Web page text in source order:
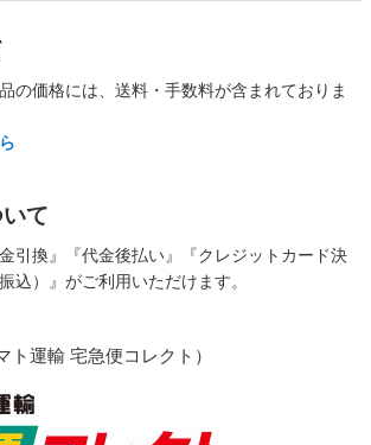
の価格には、送料・手数料が含まれておりま
て
引換』『代金後払い』『クレジットカード決
込）』がご利用いただけます。
ト運輸 宅急便コレクト）